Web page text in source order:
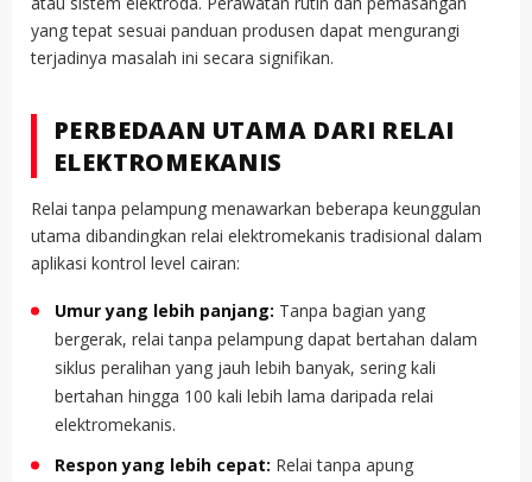
yang tepat sesuai panduan produsen dapat mengurangi
terjadinya masalah ini secara signifikan.
PERBEDAAN UTAMA DARI RELAI
ELEKTROMEKANIS
Relai tanpa pelampung menawarkan beberapa keunggulan
utama dibandingkan relai elektromekanis tradisional dalam
aplikasi kontrol level cairan:
Umur yang lebih panjang: Tanpa bagian yang
bergerak, relai tanpa pelampung dapat bertahan dalam
siklus peralihan yang jauh lebih banyak, sering kali
bertahan hingga 100 kali lebih lama daripada relai
elektromekanis.
Respon yang lebih cepat: Relai tanpa apung